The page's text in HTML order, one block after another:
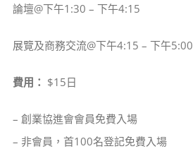
論壇@下午1:30 – 下午4:15
展覽及商務交流@下午4:15 – 下午5:00
費用： $15日
– 創業協進會會員免費入場
– 非會員，首100名登記免費入場